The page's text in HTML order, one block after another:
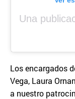
Los encargados
Vega, Laura
a nuestro